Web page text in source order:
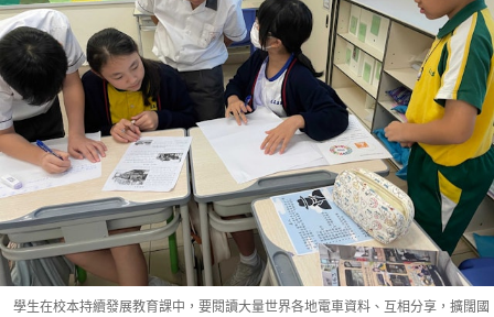
學生在校本持續發展教育課中，要閱讀大量世界各地電車資料、互相分享，擴闊國